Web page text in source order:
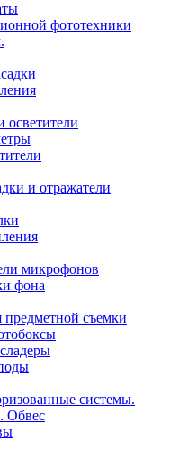
фототехники
и отражатели
микрофонов
фона
съемки
системы.
Обвес